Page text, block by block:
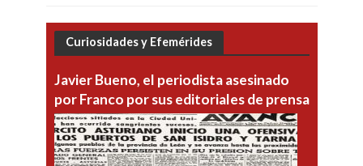
Curiosidades y Efemérides
Javier Bueno, el periodista asesinado
por Franco por sus editoriales de prensa